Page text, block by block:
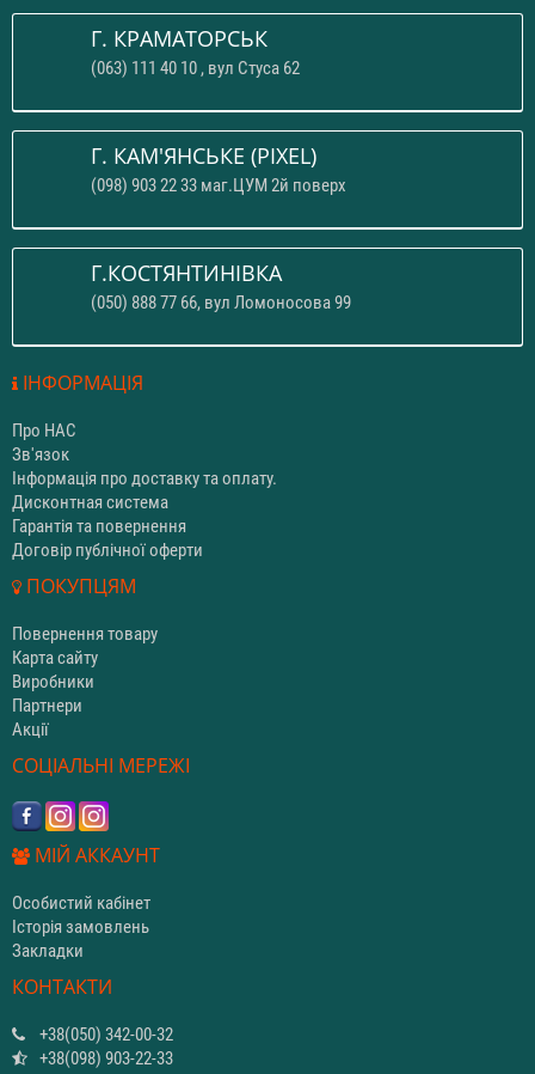
Г. КРАМАТОРСЬК
(063) 111 40 10 , вул Стуса 62
Г. КАМ'ЯНСЬКЕ (PIXEL)
(098) 903 22 33 маг.ЦУМ 2й поверх
Г.КОСТЯНТИНІВКА
(050) 888 77 66, вул Ломоносова 99
ІНФОРМАЦІЯ
Про НАС
Зв'язок
Інформація про доставку та оплату.
Дисконтная система
Гарантія та повернення
Договір публічної оферти
ПОКУПЦЯМ
Повернення товару
Карта сайту
Виробники
Партнери
Акції
СОЦІАЛЬНІ МЕРЕЖІ
МІЙ АККАУНТ
Особистий кабінет
Історія замовлень
Закладки
КОНТАКТИ
+38(050) 342-00-32
+38(098) 903-22-33